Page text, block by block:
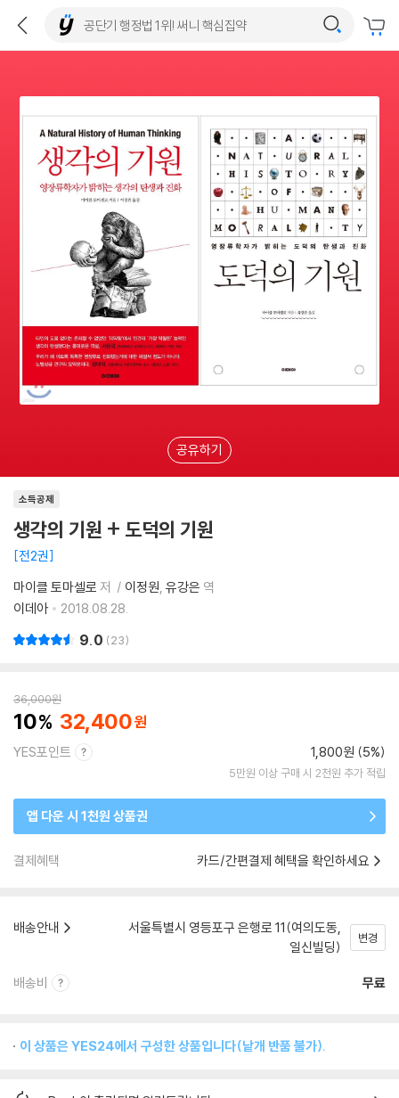
공유하기
소득공제
생각의 기원 + 도덕의 기원
전2권
마이클 토마셀로 저 이정원 유강은 역
이데아
2018.08.28.
9.0 23
36,000원
10 32,400
YES포인트 1,800원 (5%)
5만원 이상 구매 시 2천원 추가 적립
앱 다운 시 1천원 상품권
결제혜택 카드/간편결제 혜택을 확인하세요
배송안내
서울특별시 영등포구 은행로 11(여의도동,
일신빌딩)
변경
배송비 무료
이 상품은 YES24에서 구성한 상품입니다(낱개 반품 불가).